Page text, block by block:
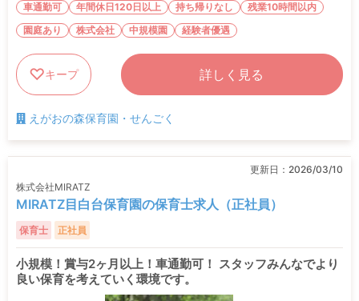
車通勤可 年間休日120日以上 持ち帰りなし
残業10時間以内
園庭あり
株式会社 中規模園 経験者優遇
キープ 詳しく見る
えがおの森保育園・せんごく
更新日： 2026/03/10
株式会社MIRATZ
MIRATZ目白台保育園の保育士求人（正社員）
保育士 正社員
小規模！賞与2ヶ月以上！車通勤可！ スタッフみんなでより
良い保育を考えていく環境です。